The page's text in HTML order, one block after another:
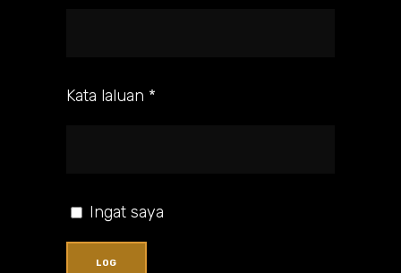
Kata laluan *
Ingat saya
LOG